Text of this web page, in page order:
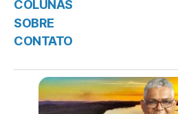
COLUNAS
SOBRE
CONTATO